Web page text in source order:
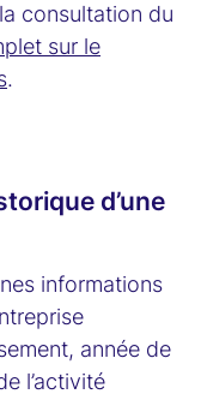
consultation du
sur le
.
d’une
informations
année de
l’activité